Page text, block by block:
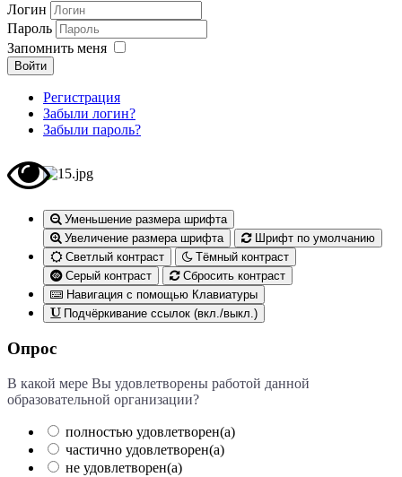
Логин
Пароль
Запомнить меня
Войти
Регистрация
Забыли логин?
Забыли пароль?
Уменьшение размера шрифта
Увеличение размера шрифта
Шрифт по умолчанию
Светлый контраст
Тёмный контраст
Серый контраст
Сбросить контраст
Навигация с помощью Клавиатуры
Подчёркивание ссылок (вкл./выкл.)
Опрос
В какой мере Вы удовлетворены работой данной
образовательной организации?
полностью удовлетворен(а)
частично удовлетворен(а)
не удовлетворен(а)